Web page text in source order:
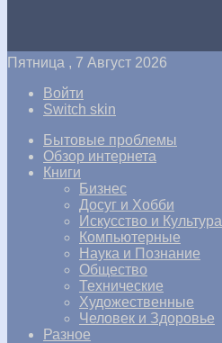
Пятница , 7 Август 2026
Войти
Switch skin
Бытовые проблемы
Обзор интернета
Книги
Бизнес
Досуг и Хобби
Искусство и Культура
Компьютерные
Наука и Познание
Общество
Технические
Художественные
Человек и Здоровье
Разное